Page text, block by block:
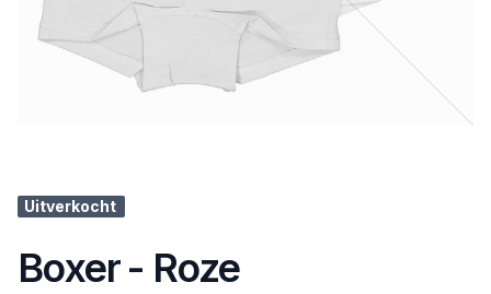
Uitverkocht
Boxer - Roze